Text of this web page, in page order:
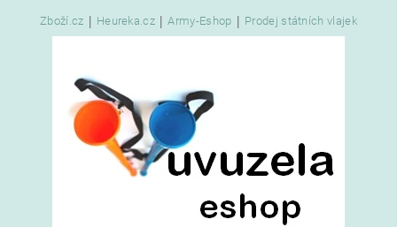
Zboží.cz | Heureka.cz | Army-Eshop | Prodej státních vlajek